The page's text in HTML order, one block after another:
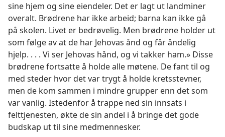
sine hjem og sine eiendeler. Det er lagt ut landminer
overalt. Brødrene har ikke arbeid; barna kan ikke gå
på skolen. Livet er bedrøvelig. Men brødrene holder ut
som følge av at de har Jehovas ånd og får åndelig
hjelp. . . . Vi ser Jehovas hånd, og vi takker ham.» Disse
brødrene fortsatte å holde alle møtene. De fant til og
med steder hvor det var trygt å holde kretsstevner,
men de kom sammen i mindre grupper enn det som
var vanlig. Istedenfor å trappe ned sin innsats i
felttjenesten, økte de sin andel i å bringe det gode
budskap ut til sine medmennesker.